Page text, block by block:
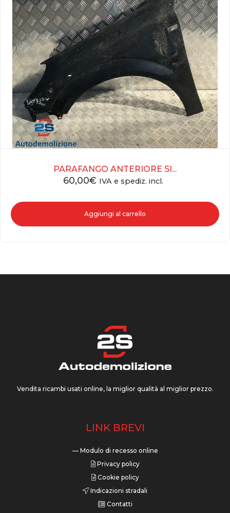
PARAFANGO ANTERIORE SI...
60,00€ IVA e spediz. incl.
Aggiungi al carrello
Vendita ricambi usati online, la miglior qualità al miglior prezzo.
LINK BREVI
— Modulo di recesso online
Privacy policy
Cookie policy
Indicazioni stradali
Contatti